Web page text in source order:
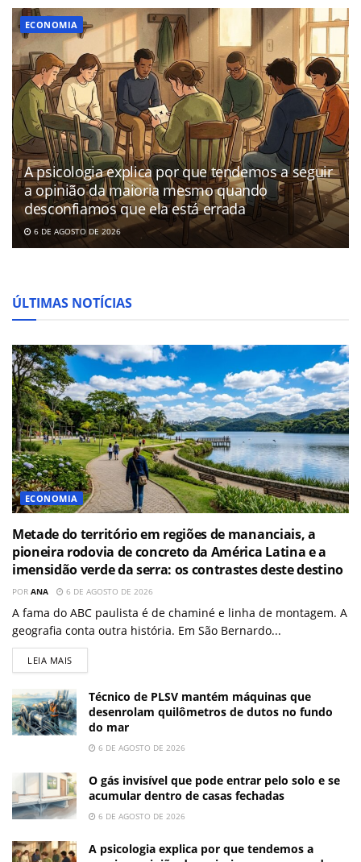
ECONOMIA
A psicologia explica por que tendemos a seguir
a opinião da maioria mesmo quando
desconfiamos que ela está errada
6 DE AGOSTO DE 2026
ÚLTIMAS NOTÍCIAS
ECONOMIA
Metade do território em regiões de mananciais, a
pioneira rodovia de concreto da América Latina e a
imensidão verde da serra: os contrastes deste destino
POR ANA 6 DE AGOSTO DE 2026
A fama do ABC paulista é de chaminé e linha de montagem. A
geografia conta outra história. Em São Bernardo...
LEIA MAIS
Técnico de PLSV mantém máquinas que
desenrolam quilômetros de dutos no fundo
do mar
6 DE AGOSTO DE 2026
O gás invisível que pode entrar pelo solo e se
acumular dentro de casas fechadas
6 DE AGOSTO DE 2026
A psicologia explica por que tendemos a